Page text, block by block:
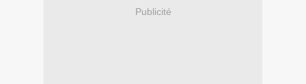
Publicité